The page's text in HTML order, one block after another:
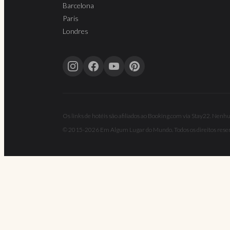
Barcelona
Paris
Londres
Os links de hotéis são afiliados ao Booking.com via Stay22.
© 2015-2026 Em Algum Lugar do Mundo. Todos os direitos